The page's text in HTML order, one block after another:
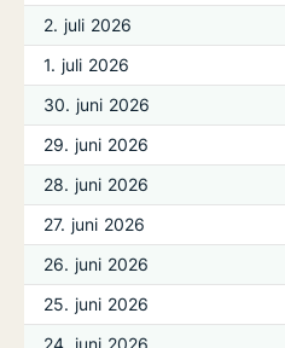
2. juli 2026
1. juli 2026
30. juni 2026
29. juni 2026
28. juni 2026
27. juni 2026
26. juni 2026
25. juni 2026
24. juni 2026